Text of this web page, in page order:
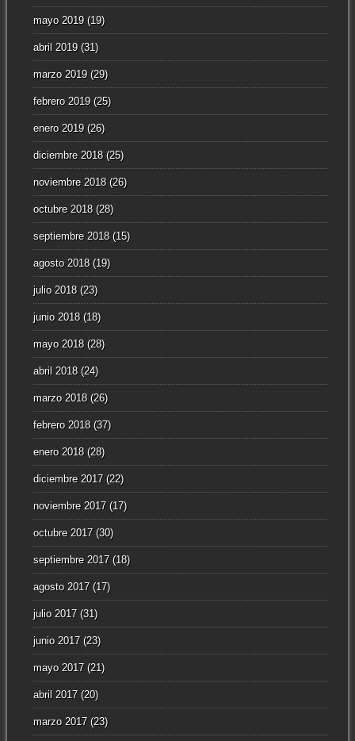
mayo 2019(19)
abril 2019(31)
marzo 2019(29)
febrero 2019(25)
enero 2019(26)
diciembre 2018(25)
noviembre 2018(26)
octubre 2018(28)
septiembre 2018(15)
agosto 2018(19)
julio 2018(23)
junio 2018(18)
mayo 2018(28)
abril 2018(24)
marzo 2018(26)
febrero 2018(37)
enero 2018(28)
diciembre 2017(22)
noviembre 2017(17)
octubre 2017(30)
septiembre 2017(18)
agosto 2017(17)
julio 2017(31)
junio 2017(23)
mayo 2017(21)
abril 2017(20)
marzo 2017(23)